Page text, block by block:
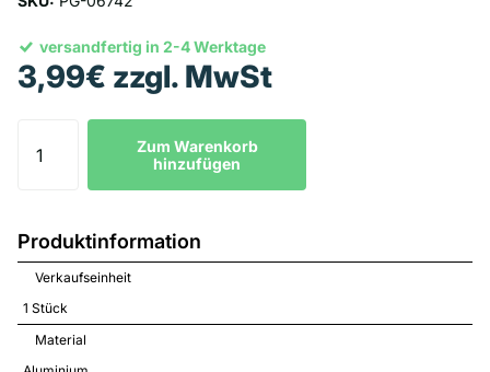
versandfertig in 2-4 Werktage
3,99€ zzgl. MwSt
Zum Warenkorb
hinzufügen
Produktinformation
Verkaufseinheit
1 Stück
Material